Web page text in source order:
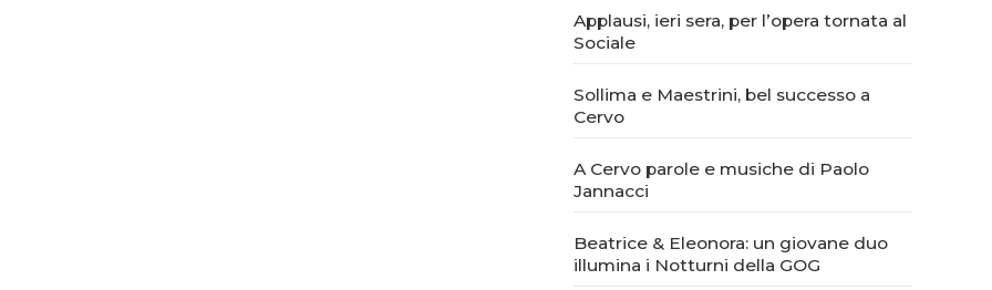
Applausi, ieri sera, per l’opera tornata al
Sociale
Sollima e Maestrini, bel successo a
Cervo
A Cervo parole e musiche di Paolo
Jannacci
Beatrice & Eleonora: un giovane duo
illumina i Notturni della GOG